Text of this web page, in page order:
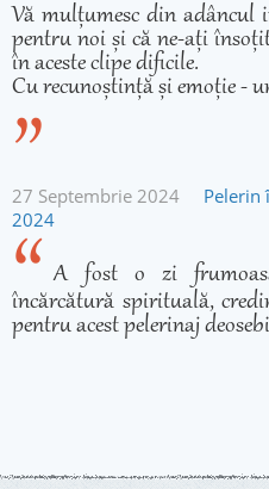
Vă mulțumesc din
pentru noi și că ne-ați
în aceste clipe dificile.
Cu recunoștință și emoție -
27 Septembrie 2024
Pelerin
2024
A fost o zi
încărcătură spirituală,
pentru acest pelerinaj